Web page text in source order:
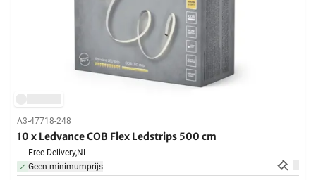
A3-47718-248
10 x Ledvance COB Flex Ledstrips 500 cm
Free Delivery,NL
Geen minimumprijs